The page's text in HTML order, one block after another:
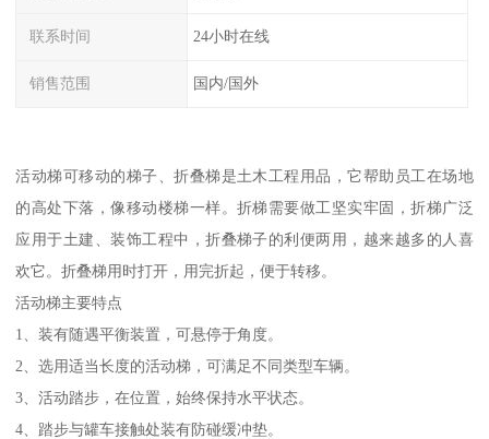
联系时间 24小时在线
销售范围 国内/国外
活动梯可移动的梯子、折叠梯是土木工程用品，它帮助员工在场地
的高处下落，像移动楼梯一样。折梯需要做工坚实牢固，折梯广泛
应用于土建、装饰工程中，折叠梯子的利便两用，越来越多的人喜
欢它。折叠梯用时打开，用完折起，便于转移。
活动梯主要特点
1、装有随遇平衡装置，可悬停于角度。
2、选用适当长度的活动梯，可满足不同类型车辆。
3、活动踏步，在位置，始终保持水平状态。
4、踏步与罐车接触处装有防碰缓冲垫。